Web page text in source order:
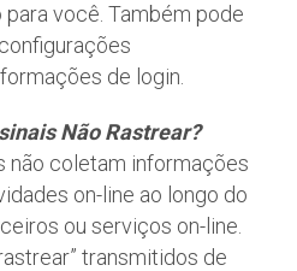
você. Também pode
de login.
Não Rastrear?
não coletam informações
on-line ao longo do
ou serviços on-line.
transmitidos de